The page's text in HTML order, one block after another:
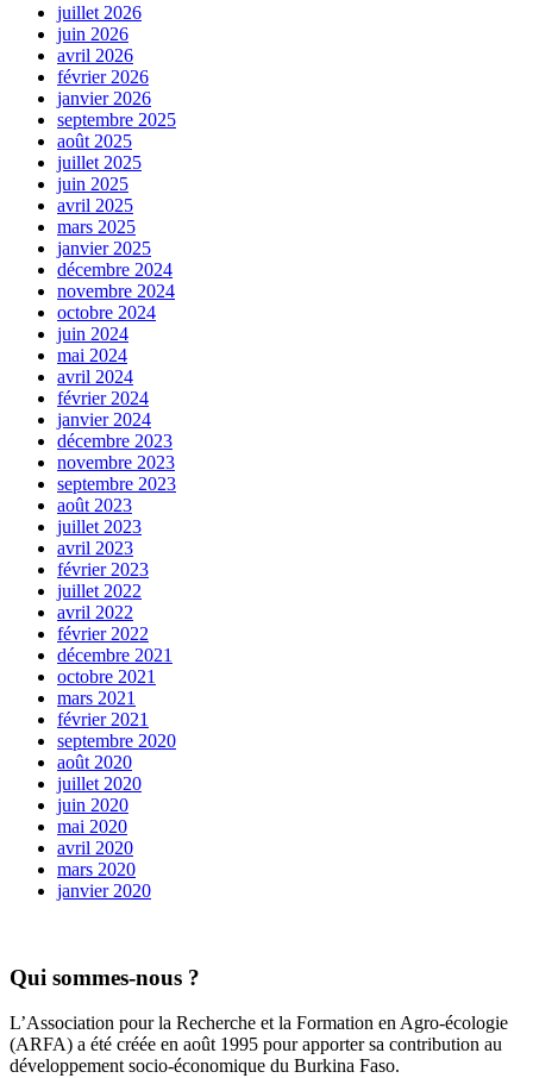
juillet 2026
juin 2026
avril 2026
février 2026
janvier 2026
septembre 2025
août 2025
juillet 2025
juin 2025
avril 2025
mars 2025
janvier 2025
décembre 2024
novembre 2024
octobre 2024
juin 2024
mai 2024
avril 2024
février 2024
janvier 2024
décembre 2023
novembre 2023
septembre 2023
août 2023
juillet 2023
avril 2023
février 2023
juillet 2022
avril 2022
février 2022
décembre 2021
octobre 2021
mars 2021
février 2021
septembre 2020
août 2020
juillet 2020
juin 2020
mai 2020
avril 2020
mars 2020
janvier 2020
Qui sommes-nous ?
L’Association pour la Recherche et la Formation en Agro-écologie
(ARFA) a été créée en août 1995 pour apporter sa contribution au
développement socio-économique du Burkina Faso.